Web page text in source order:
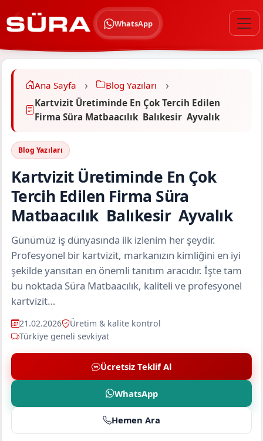
WhatsApp
Ana Sayfa
Blog Yazıları
Kartvizit Üretiminde En Çok Tercih Edilen
Firma Süra Matbaacılık Balıkesir Ayvalık
Blog Yazıları
Kartvizit Üretiminde En Çok
Tercih Edilen Firma Süra
Matbaacılık Balıkesir Ayvalık
Günümüz iş dünyasında ilk izlenim her şeydir.
Profesyonel bir kartvizit, markanızın kimliğini en iyi
şekilde yansıtan en önemli tanıtım aracıdır. İşte tam
bu noktada Süra Matbaacılık, kaliteli ve profesyonel
kartvizit…
21.02.2026
Üretim & kalite kontrol
Türkiye geneli sevkiyat
Ücretsiz Teklif Al
WhatsApp
Hemen Ara